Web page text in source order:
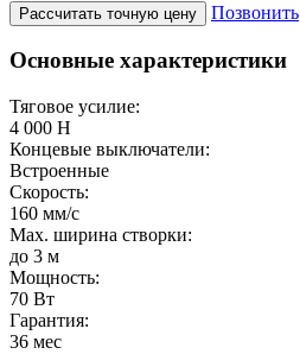
Рассчитать точную цену Позвонить
Основные характеристики
Тяговое усилие:
4 000 Н
Концевые выключатели:
Встроенные
Скорость:
160 мм/с
Max. ширина створки:
до 3 м
Мощность:
70 Вт
Гарантия:
36 мес